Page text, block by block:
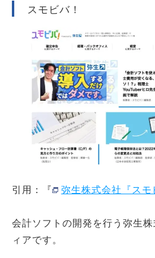
スモビバ！
引用：『 弥生株式会社『スモ
会計ソフトの開発を行う弥生
ィアです。